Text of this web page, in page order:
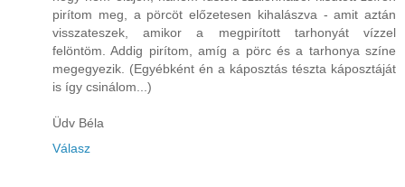
pirítom meg, a pörcöt előzetesen kihalászva - amit aztán
visszateszek, amikor a megpirított tarhonyát vízzel
felöntöm. Addig pirítom, amíg a pörc és a tarhonya színe
megegyezik. (Egyébként én a káposztás tészta káposztáját
is így csinálom...)
Üdv Béla
Válasz